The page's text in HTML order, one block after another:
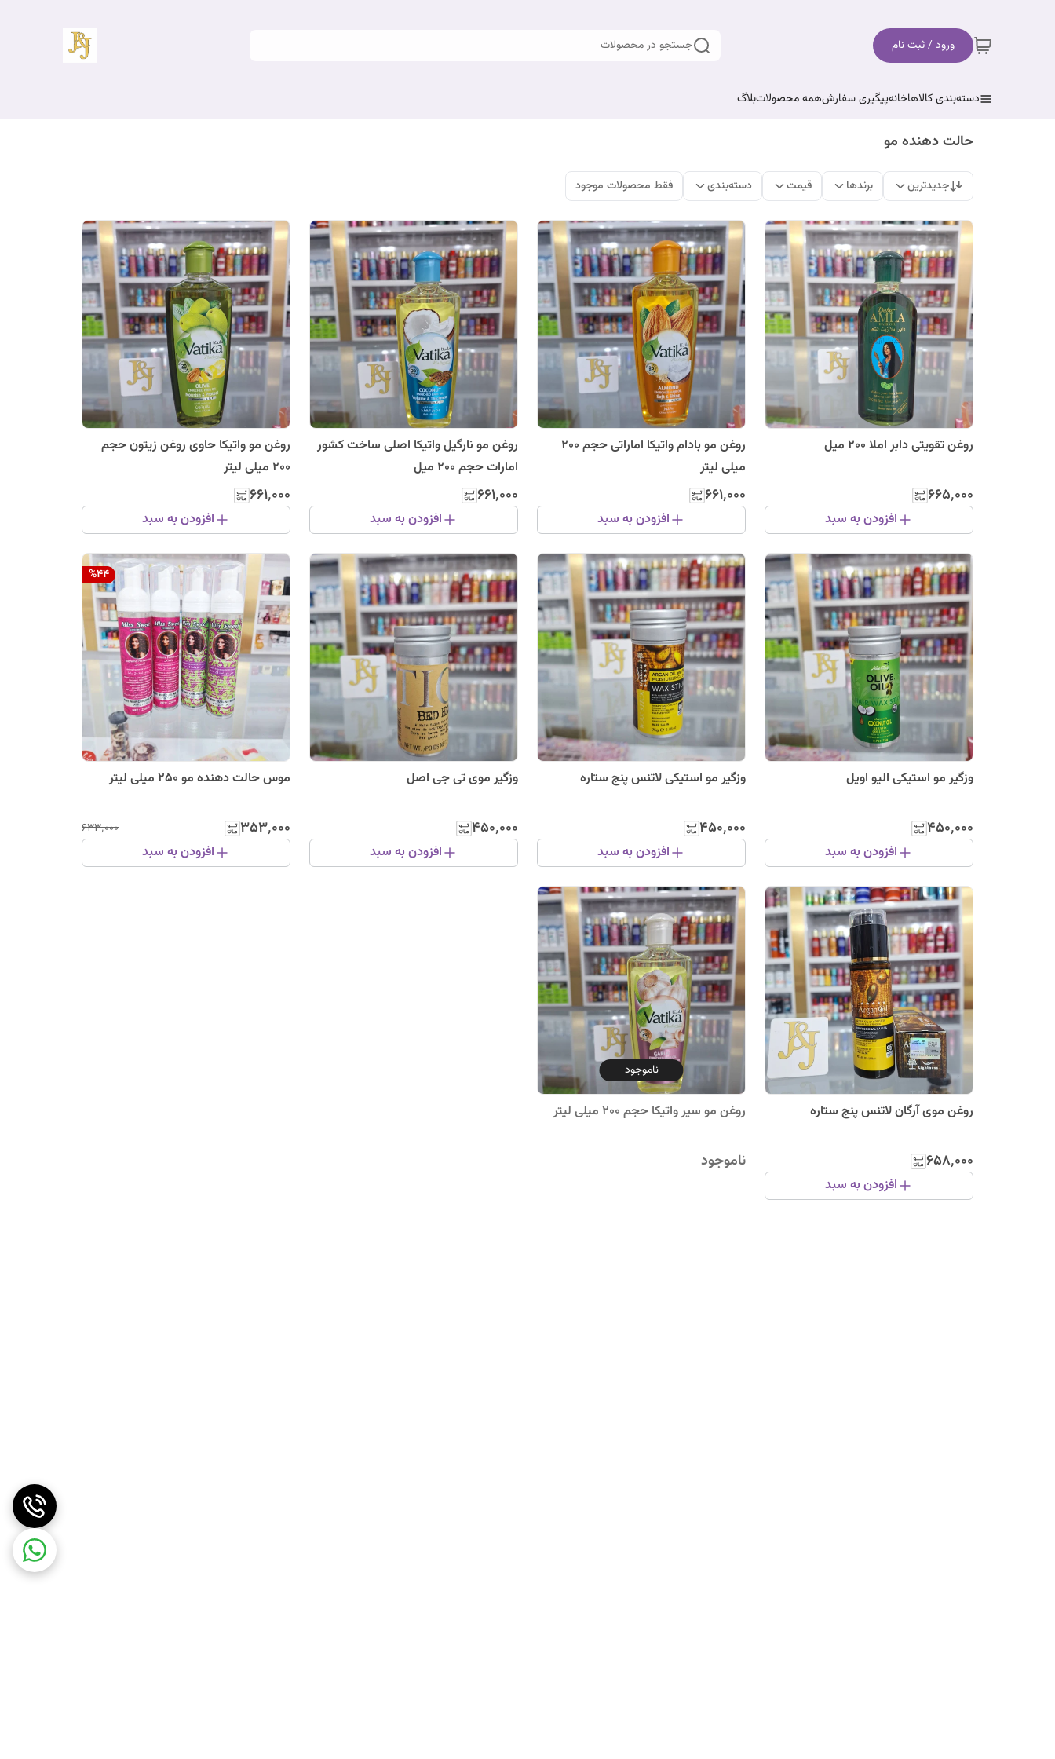
ورود / ثبت نام جستجو در محصولات
دسته‌بندی کالاهاخانهپیگیری سفارشهمه محصولاتبلاگ
حالت دهنده مو
جدیدترین برندها قیمت دسته‌بندی فقط محصولات موجود
روغن تقویتی دابر املا ۲۰۰ میل
۶۶۵٬۰۰۰
افزودن به سبد
روغن مو بادام واتیکا اماراتی حجم 200
میلی لیتر
۶۶۱٬۰۰۰
افزودن به سبد
روغن مو نارگیل واتیکا اصلی ساخت کشور
امارات حجم 200 میل
۶۶۱٬۰۰۰
افزودن به سبد
روغن مو واتیکا حاوی روغن زیتون حجم
200 میلی لیتر
۶۶۱٬۰۰۰
افزودن به سبد
وزگیر مو استیکی الیو اویل
۴۵۰٬۰۰۰
افزودن به سبد
وزگیر مو استیکی لاتنس پنج ستاره
۴۵۰٬۰۰۰
افزودن به سبد
وزگیر موی تی جی اصل
۴۵۰٬۰۰۰
افزودن به سبد
%44
موس حالت دهنده مو 250 میلی لیتر
۳۵۳٬۰۰۰ ۶۳۳٬۰۰۰
افزودن به سبد
روغن موی آرگان لاتنس پنج ستاره
۶۵۸٬۰۰۰
افزودن به سبد
ناموجود
روغن مو سیر واتیکا حجم 200 میلی لیتر
ناموجود